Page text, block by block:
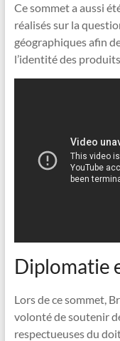
Ce sommet a aussi
réalisés sur la
géographiques afin
l’identité des
Diplomatie
Lors de ce sommet,
volonté de soutenir
respectueuses du